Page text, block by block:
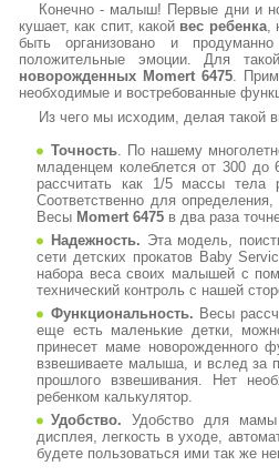
Конечно - малыш! Первые дни и
кушает, как спит, какой вес ребенка,
быть организовано и
положительные эмоции. Для
новорожденных Momert 6475.
необходимые и востребованные
Из чего мы исходим, делая такой
Точность. По нашему
младенцем колеблется от 300
рассчитать как 1/5 массы
Соответственно для
Весы Momert 6475 в два раза
Надежность. Эта модель,
сети детских прокатов Baby
набора веса своих малышей с
технический контроль с нашей
Функциональность. Весы
еще есть маленькие детки,
принесет маме новорожденного
взвешиваете малыша, и вслед за
прошлого взвешивания. Нет
ребенком калькулятор.
Удобство. Удобство для мамы
дисплея, легкость в уходе,
будете пользоваться ими так же